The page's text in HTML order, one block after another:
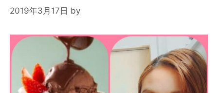
2019年3月17日 by